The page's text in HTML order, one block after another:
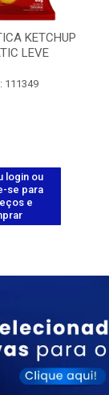
KETCHUP
LEVE
111349
login ou
se para
e